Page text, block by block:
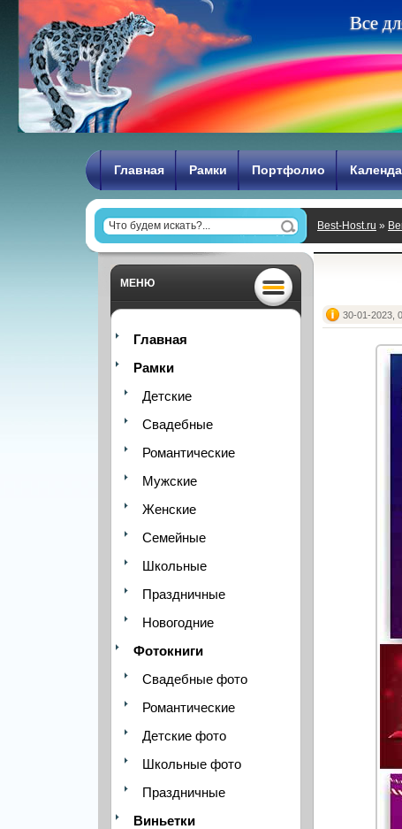
Все дл
Главная Рамки Портфолио
Best-Host.ru »
МЕНЮ
Главная
Рамки
Детские
Свадебные
Романтические
Мужские
Женские
Семейные
Школьные
Праздничные
Новогодние
Фотокниги
Свадебные фото
Романтические
Детские фото
Школьные фото
Праздничные
Виньетки
30-01-2023,